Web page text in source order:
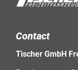
Contact
Tischer GmbH